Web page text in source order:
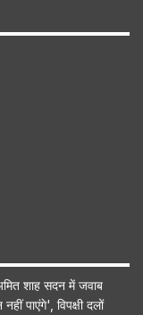
शाह सदन में जवाब
पाएंगे', विपक्षी दलों